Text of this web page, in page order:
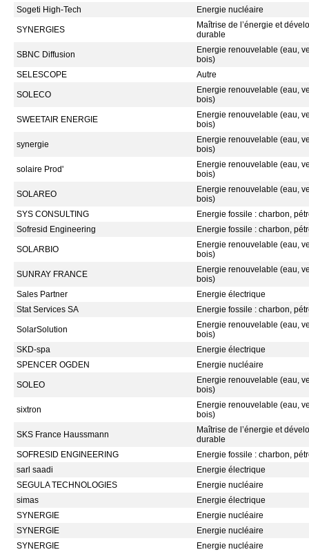
Sogeti High-Tech
Energie nucléaire
SYNERGIES
Maîtrise de l’énergie et
durable
SBNC Diffusion
Energie renouvelable (eau,
bois)
SELESCOPE
Autre
SOLECO
Energie renouvelable (eau,
bois)
SWEETAIR ENERGIE
Energie renouvelable (eau,
bois)
synergie
Energie renouvelable (eau,
bois)
solaire Prod'
Energie renouvelable (eau,
bois)
SOLAREO
Energie renouvelable (eau,
bois)
SYS CONSULTING
Energie fossile : charbon,
Sofresid Engineering
Energie fossile : charbon,
SOLARBIO
Energie renouvelable (eau,
bois)
SUNRAY FRANCE
Energie renouvelable (eau,
bois)
Sales Partner
Energie électrique
Stat Services SA
Energie fossile : charbon,
SolarSolution
Energie renouvelable (eau,
bois)
SKD-spa
Energie électrique
SPENCER OGDEN
Energie nucléaire
SOLEO
Energie renouvelable (eau,
bois)
sixtron
Energie renouvelable (eau,
bois)
SKS France Haussmann
Maîtrise de l’énergie et
durable
SOFRESID ENGINEERING
Energie fossile : charbon,
sarl saadi
Energie électrique
SEGULA TECHNOLOGIES
Energie nucléaire
simas
Energie électrique
SYNERGIE
Energie nucléaire
SYNERGIE
Energie nucléaire
SYNERGIE
Energie nucléaire